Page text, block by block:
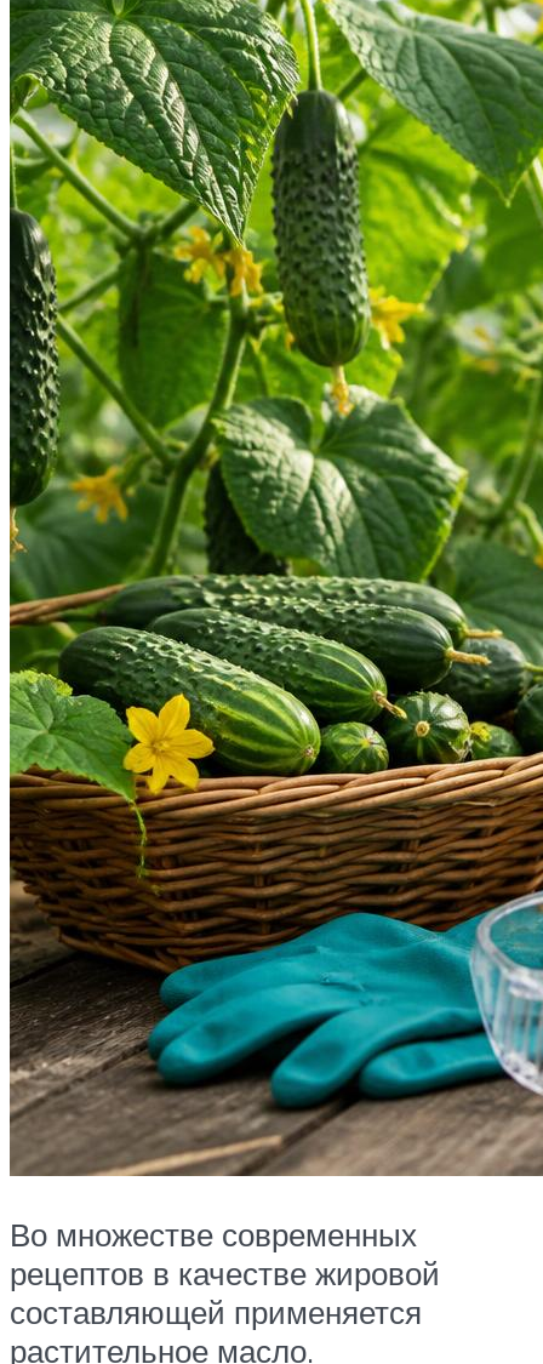
Во множестве современных
рецептов в качестве жировой
составляющей применяется
растительное масло.